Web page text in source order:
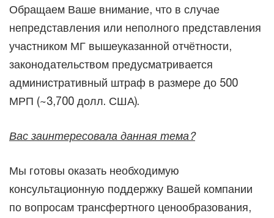
Обращаем Ваше внимание, что в случае
непредставления или неполного представления
участником МГ вышеуказанной отчётности,
законодательством предусматривается
административный штраф в размере до 500
МРП (~3,700 долл. США).
Вас заинтересовала данная тема?
Мы готовы оказать необходимую
консультационную поддержку Вашей компании
по вопросам трансфертного ценообразования,